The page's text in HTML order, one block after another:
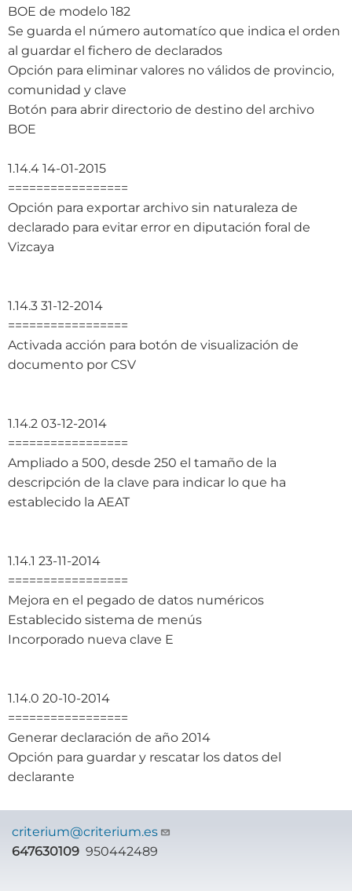
BOE de modelo 182
Se guarda el número automatíco que indica el orden
al guardar el fichero de declarados
Opción para eliminar valores no válidos de provincio,
comunidad y clave
Botón para abrir directorio de destino del archivo
BOE
1.14.4 14-01-2015
=================
Opción para exportar archivo sin naturaleza de
declarado para evitar error en diputación foral de
Vizcaya
1.14.3 31-12-2014
=================
Activada acción para botón de visualización de
documento por CSV
1.14.2 03-12-2014
=================
Ampliado a 500, desde 250 el tamaño de la
descripción de la clave para indicar lo que ha
establecido la AEAT
1.14.1 23-11-2014
=================
Mejora en el pegado de datos numéricos
Establecido sistema de menús
Incorporado nueva clave E
1.14.0 20-10-2014
=================
Generar declaración de año 2014
Opción para guardar y rescatar los datos del
declarante
criterium@criterium.es
647630109 950442489